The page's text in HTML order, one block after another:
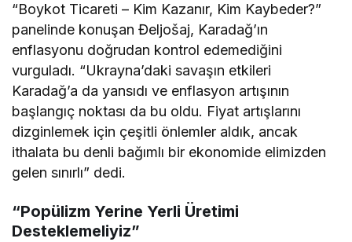
“Boykot Ticareti – Kim Kazanır, Kim Kaybeder?”
panelinde konuşan Đeljošaj, Karadağ’ın
enflasyonu doğrudan kontrol edemediğini
vurguladı. “Ukrayna’daki savaşın etkileri
Karadağ’a da yansıdı ve enflasyon artışının
başlangıç noktası da bu oldu. Fiyat artışlarını
dizginlemek için çeşitli önlemler aldık, ancak
ithalata bu denli bağımlı bir ekonomide elimizden
gelen sınırlı” dedi.
“Popülizm Yerine Yerli Üretimi
Desteklemeliyiz”